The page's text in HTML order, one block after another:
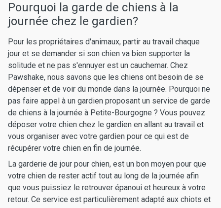
Pourquoi la garde de chiens à la
journée chez le gardien?
Pour les propriétaires d'animaux, partir au travail chaque
jour et se demander si son chien va bien supporter la
solitude et ne pas s'ennuyer est un cauchemar. Chez
Pawshake, nous savons que les chiens ont besoin de se
dépenser et de voir du monde dans la journée. Pourquoi ne
pas faire appel à un gardien proposant un service de garde
de chiens à la journée à Petite-Bourgogne ? Vous pouvez
déposer votre chien chez le gardien en allant au travail et
vous organiser avec votre gardien pour ce qui est de
récupérer votre chien en fin de journée.
La garderie de jour pour chien, est un bon moyen pour que
votre chien de rester actif tout au long de la journée afin
que vous puissiez le retrouver épanoui et heureux à votre
retour. Ce service est particulièrement adapté aux chiots et